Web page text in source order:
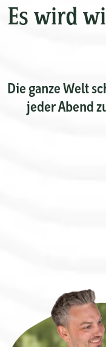
Es wird
Die ganze Welt
jeder Abend